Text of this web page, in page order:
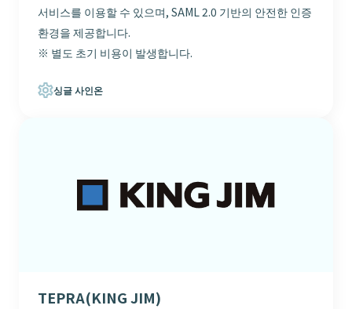
서비스를 이용할 수 있으며, SAML 2.0 기반의 안전한 인증
환경을 제공합니다.
※ 별도 초기 비용이 발생합니다.
싱글 사인온
TEPRA(KING JIM)